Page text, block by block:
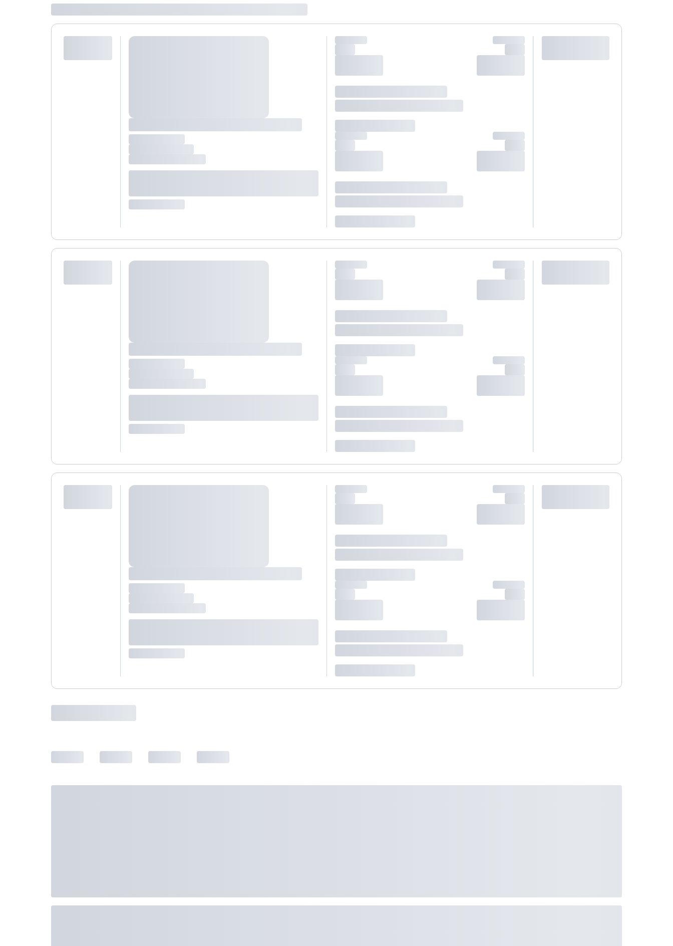
lubskontaktuj się z nami,by złożyć zamówienie u naszego doradcy.
Maksymalna liczba uczestników
Jeśli nie możesz dodać kolejnych osób, osiągnąłeś(-aś) maksymalny limit dla 1 pokoju.